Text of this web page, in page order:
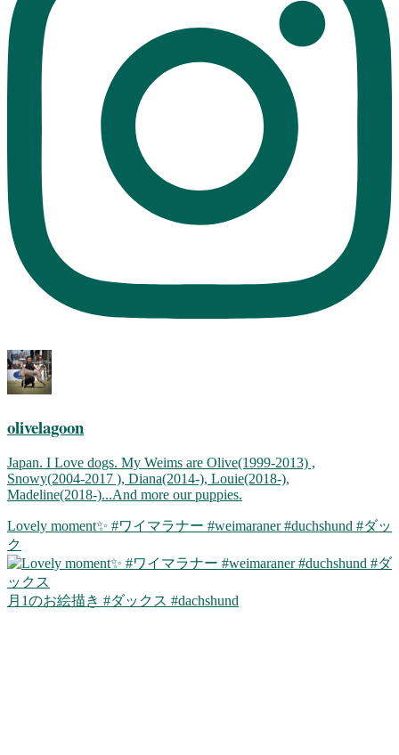
olivelagoon
Japan. I Love dogs. My Weims are Olive(1999-2013) ,
Snowy(2004-2017 ), Diana(2014-), Louie(2018-),
Madeline(2018-)...And more our puppies.
Lovely moment✨ #ワイマラナー #weimaraner #duchshund #ダッ
ク
月1のお絵描き #ダックス #dachshund